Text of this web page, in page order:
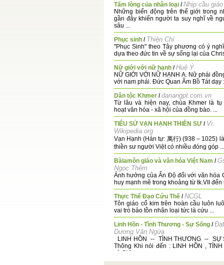
Tấm lòng của nhân loại /Nhịp cầu
Những biến động trên thế giới trong
gần đây khiến người ta suy nghĩ về
sâu ...
Phục sinh / Thiện Chí
"Phục Sinh" theo Tây phương có ý
dựa theo đức tin về sự sống lại của
Nữ giới với nữ hạnh /Huệ Ý
NỮ GIỚI VỚI NỮ HẠNH A. Nữ phái
với nam phái. Đức Quan Âm Bồ Tát dạy
Dân tộc Khmer /danangpt.com.vn
Từ lâu và hiện nay, chùa Khmer là tụ
hoạt văn hóa - xã hội của đồng bào. ...
TIỂU SỬ VẠN HẠNH THIỀN SƯ / Vi.
Wikipedia.org
Vạn Hạnh (Hán tự: 萬行) (938 – 1025)
thiền sư người Việt có nhiều đóng góp ...
Bàlamôn giáo và văn hóa Việt Nam /
Ngọc Thêm
Ảnh hưởng của Ấn Độ đối với văn hóa
huy mạnh mẽ trong khoảng từ tk.VII đến
Thực Thể Đạo Cứu Thế /NCGL
Tôn giáo cổ kim trên hoàn cầu luôn
vai trò bảo tồn nhân loại tức là cứu ...
Linh Hồn - Tình Thương - Sự Sống /
Dương Văn Ngừa
LINH HỒN -- TÌNH THƯƠNG -- SỰ
Thông Khi nói đến : LINH HỒN ,
và SỰ ...